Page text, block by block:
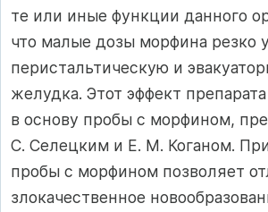
те или иные функции данного
что малые дозы морфина резко
перистальтическую и
желудка. Этот эффект
в основу пробы с морфином,
С. Селецким и Е. М. Коганом.
пробы с морфином позволяет
злокачественное